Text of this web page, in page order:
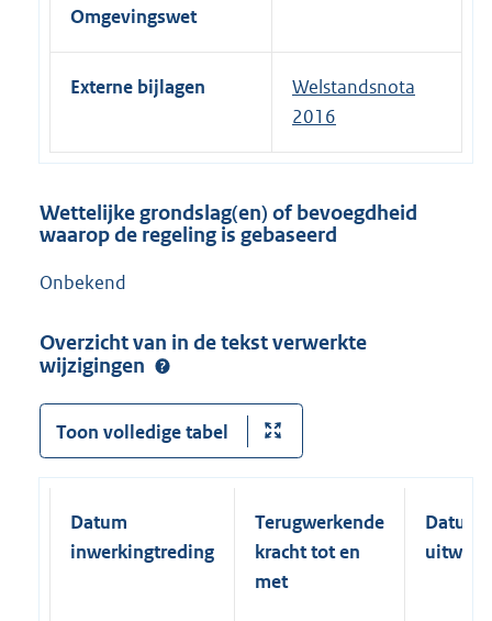
Omgevingswet
Externe bijlagen
Welstandsnota
2016
Wettelijke grondslag(en) of bevoegdheid
waarop de regeling is gebaseerd
Onbekend
Overzicht van in de tekst verwerkte
wijzigingen
Toon volledige tabel
Datum
inwerkingtreding
Terugwerkende
kracht tot en
met
Datum